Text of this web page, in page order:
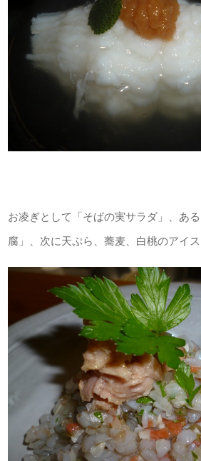
お凌ぎとして「そばの実サラダ」、あ
腐」、次に天ぷら、蕎麦、白桃のアイス